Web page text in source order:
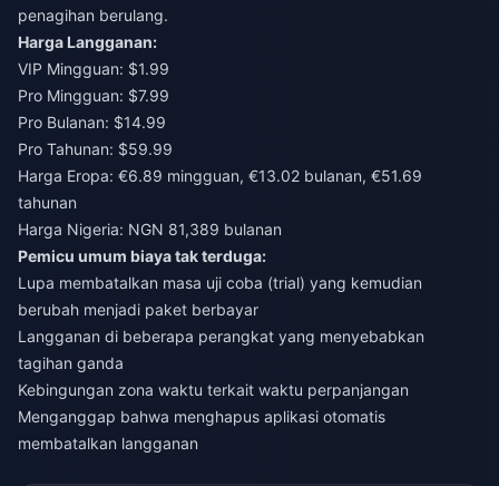
penagihan berulang.
Harga Langganan:
VIP Mingguan: $1.99
Pro Mingguan: $7.99
Pro Bulanan: $14.99
Pro Tahunan: $59.99
Harga Eropa: €6.89 mingguan, €13.02 bulanan, €51.69
tahunan
Harga Nigeria: NGN 81,389 bulanan
Pemicu umum biaya tak terduga:
Lupa membatalkan masa uji coba (trial) yang kemudian
berubah menjadi paket berbayar
Langganan di beberapa perangkat yang menyebabkan
tagihan ganda
Kebingungan zona waktu terkait waktu perpanjangan
Menganggap bahwa menghapus aplikasi otomatis
membatalkan langganan